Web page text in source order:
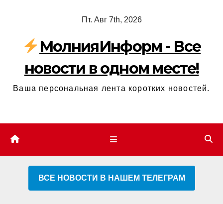
содержимому
Пт. Авг 7th, 2026
МолнияИнформ - Все
новости в одном месте!
Ваша персональная лента коротких новостей.
ВСЕ НОВОСТИ В НАШЕМ ТЕЛЕГРАМ